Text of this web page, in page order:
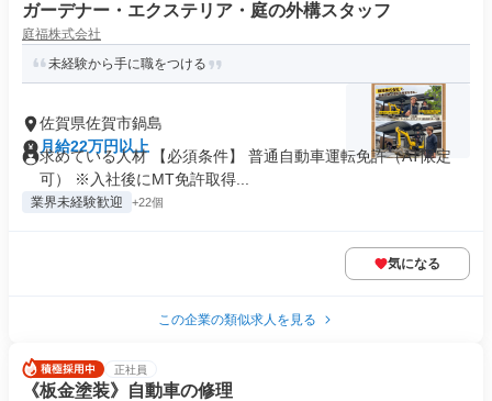
ガーデナー・エクステリア・庭の外構スタッフ
庭福株式会社
未経験から手に職をつける
佐賀県佐賀市鍋島
月給22万円以上
求めている人材 【必須条件】 普通自動車運転免許（AT限定
可） ※入社後にMT免許取得...
業界未経験歓迎 +22個
気になる
この企業の類似求人を見る
正社員
《板金塗装》自動車の修理